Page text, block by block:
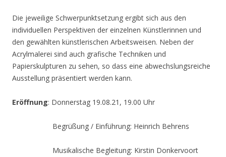
Die jeweilige Schwerpunktsetzung ergibt sich aus den
individuellen Perspektiven der einzelnen Künstlerinnen und
den gewählten künstlerischen Arbeitsweisen. Neben der
Acrylmalerei sind auch grafische Techniken und
Papierskulpturen zu sehen, so dass eine abwechslungsreiche
Ausstellung präsentiert werden kann.
Eröffnung: Donnerstag 19.08.21, 19.00 Uhr
Begrüßung / Einführung: Heinrich Behrens
Musikalische Begleitung: Kirstin Donkervoort